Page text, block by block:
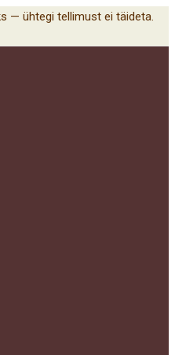
— ühtegi tellimust ei täideta.
Menu
Toggle
Menu
Toggle